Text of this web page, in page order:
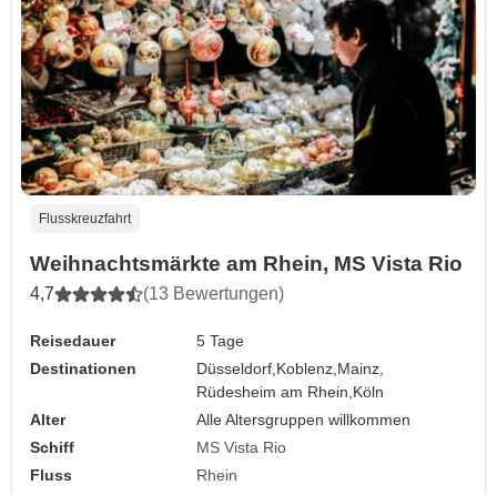
Flusskreuzfahrt
Weihnachtsmärkte am Rhein, MS Vista Rio
4,7 (13 Bewertungen)
Reisedauer
5 Tage
Destinationen
Düsseldorf, Koblenz, Mainz,
Rüdesheim am Rhein, Köln
Alter
Alle Altersgruppen willkommen
Schiff
MS Vista Rio
Fluss
Rhein